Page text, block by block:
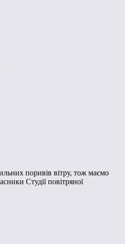
поривів вітру, тож маємо
Студії повітряної